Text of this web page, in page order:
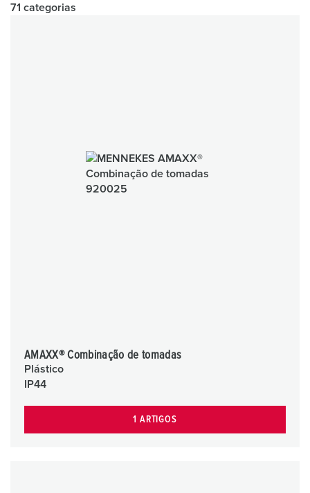
71 categorias
AMAXX® Combinação de tomadas
Plástico
IP44
1 ARTIGOS